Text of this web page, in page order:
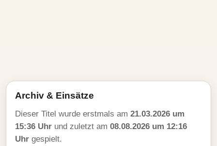
Archiv & Einsätze
Dieser Titel wurde erstmals am 21.03.2026 um
15:36 Uhr und zuletzt am 08.08.2026 um 12:16
Uhr gespielt.